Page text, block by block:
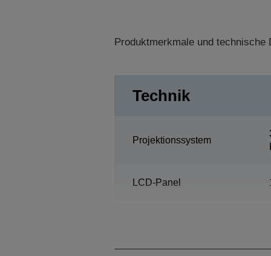
Produktmerkmale und technische
Technik
Projektionssystem
LCD-Panel